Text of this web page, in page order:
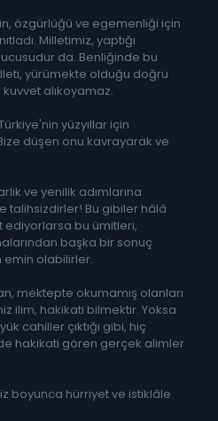
özgürlüğü ve egemenliği için
Milletimiz, yaptığı
da. Benliğinde bu
yürümekte olduğu doğru
alıkoyamaz.
yüzyıllar için
düşen onu kavrayarak ve
ve yenilik adımlarına
talihsizdirler! Bu gibiler hâlâ
ediyorlarsa bu ümitleri,
başka bir sonuç
olabilirler.
mektepte okumamış olanları
ilim, hakikati bilmektir. Yoksa
cahiller çıktığı gibi, hiç
hakikati gören gerçek alimler
boyunca hürriyet ve istiklâle